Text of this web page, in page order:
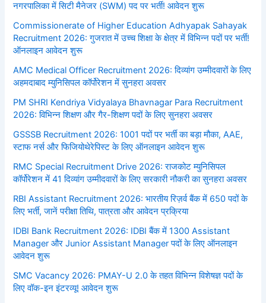
नगरपालिका में सिटी मैनेजर (SWM) पद पर भर्ती! आवेदन शुरू
Commissionerate of Higher Education Adhyapak Sahayak
Recruitment 2026: गुजरात में उच्च शिक्षा के क्षेत्र में विभिन्न पदों पर भर्ती!
ऑनलाइन आवेदन शुरू
AMC Medical Officer Recruitment 2026: दिव्यांग उम्मीदवारों के लिए
अहमदाबाद म्युनिसिपल कॉर्पोरेशन में सुनहरा अवसर
PM SHRI Kendriya Vidyalaya Bhavnagar Para Recruitment
2026: विभिन्न शिक्षण और गैर-शिक्षण पदों के लिए सुनहरा अवसर
GSSSB Recruitment 2026: 1001 पदों पर भर्ती का बड़ा मौका, AAE,
स्टाफ नर्स और फिजियोथेरेपिस्ट के लिए ऑनलाइन आवेदन शुरू
RMC Special Recruitment Drive 2026: राजकोट म्युनिसिपल
कॉर्पोरेशन में 41 दिव्यांग उम्मीदवारों के लिए सरकारी नौकरी का सुनहरा अवसर
RBI Assistant Recruitment 2026: भारतीय रिज़र्व बैंक में 650 पदों के
लिए भर्ती, जानें परीक्षा तिथि, पात्रता और आवेदन प्रक्रिया
IDBI Bank Recruitment 2026: IDBI बैंक में 1300 Assistant
Manager और Junior Assistant Manager पदों के लिए ऑनलाइन
आवेदन शुरू
SMC Vacancy 2026: PMAY-U 2.0 के तहत विभिन्न विशेषज्ञ पदों के
लिए वॉक-इन इंटरव्यू! आवेदन शुरू